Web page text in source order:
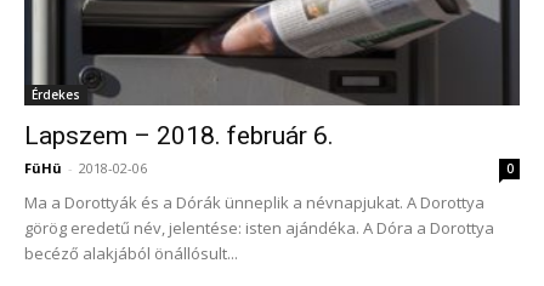
Érdekes
Lapszem – 2018. február 6.
FüHü - 2018-02-06 0
Ma a Dorottyák és a Dórák ünneplik a névnapjukat. A Dorottya
görög eredetű név, jelentése: isten ajándéka. A Dóra a Dorottya
becéző alakjából önállósult...